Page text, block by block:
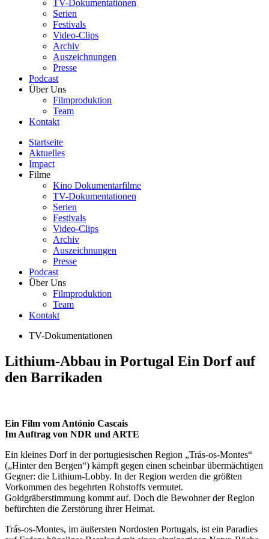
TV-Dokumentationen
Serien
Festivals
Video-Clips
Archiv
Auszeichnungen
Presse
Podcast
Über Uns
Filmproduktion
Team
Kontakt
Startseite
Aktuelles
Impact
Filme
Kino Dokumentarfilme
TV-Dokumentationen
Serien
Festivals
Video-Clips
Archiv
Auszeichnungen
Presse
Podcast
Über Uns
Filmproduktion
Team
Kontakt
TV-Dokumentationen
Lithium-Abbau in Portugal Ein Dorf auf
den Barrikaden
Ein Film vom António Cascais
Im Auftrag von NDR und ARTE
Ein kleines Dorf in der portugiesischen Region „Trás-os-Montes“
(„Hinter den Bergen“) kämpft gegen einen scheinbar übermächtigen
Gegner: die Lithium-Lobby. In der Region werden die größten
Vorkommen des begehrten Rohstoffs vermutet.
Goldgräberstimmung kommt auf. Doch die Bewohner der Region
befürchten die Zerstörung ihrer Heimat.
Trás-os-Montes, im äußersten Nordosten Portugals, ist ein Paradies